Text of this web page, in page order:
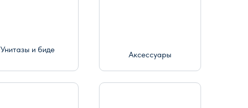
Аксессуары
Унитазы и биде